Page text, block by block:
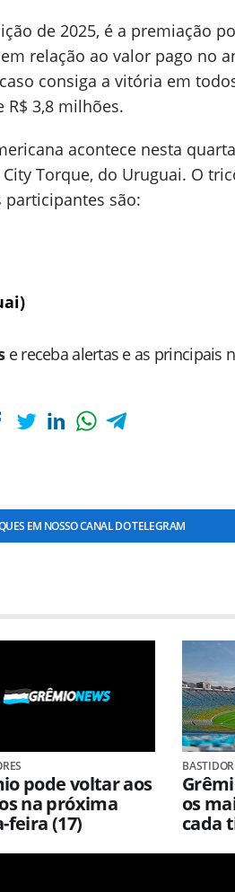
de 2025, é a premiação
relação ao valor pago no
consiga a vitória em
R$ 3,8 milhões.
acontece nesta
Torque, do Uruguai. O
são:
e receba alertas e as principais
EM NOSSO CANAL DO TELEGRAM
pode voltar aos
na próxima
feira (17)
os
cada